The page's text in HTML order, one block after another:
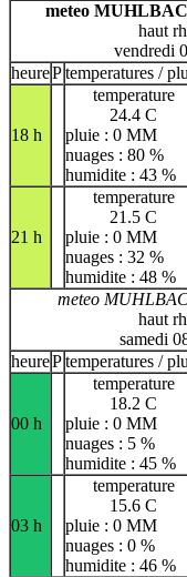
meteo
haut
vendredi
heurePtemperatures /
18 h
temperature
24.4 C
pluie : 0 MM
nuages : 80 %
humidite : 43 %
21 h
temperature
21.5 C
pluie : 0 MM
nuages : 32 %
humidite : 48 %
meteo
haut
samedi
heurePtemperatures /
00 h
temperature
18.2 C
pluie : 0 MM
nuages : 5 %
humidite : 45 %
03 h
temperature
15.6 C
pluie : 0 MM
nuages : 0 %
humidite : 46 %